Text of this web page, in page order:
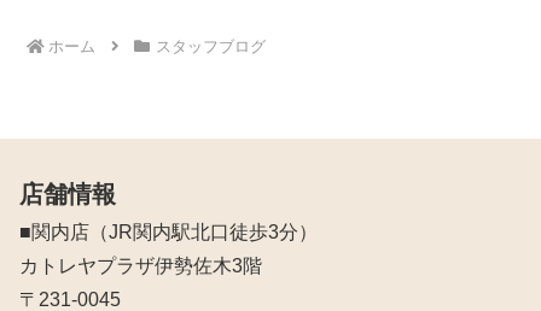
ホーム スタッフブログ
店舗情報
■関内店（JR関内駅北口徒歩3分）
カトレヤプラザ伊勢佐木3階
〒231-0045